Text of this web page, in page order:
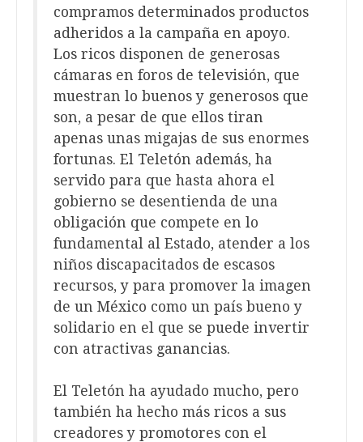
compramos determinados productos
adheridos a la campaña en apoyo.
Los ricos disponen de generosas
cámaras en foros de televisión, que
muestran lo buenos y generosos que
son, a pesar de que ellos tiran
apenas unas migajas de sus enormes
fortunas. El Teletón además, ha
servido para que hasta ahora el
gobierno se desentienda de una
obligación que compete en lo
fundamental al Estado, atender a los
niños discapacitados de escasos
recursos, y para promover la imagen
de un México como un país bueno y
solidario en el que se puede invertir
con atractivas ganancias.
El Teletón ha ayudado mucho, pero
también ha hecho más ricos a sus
creadores y promotores con el